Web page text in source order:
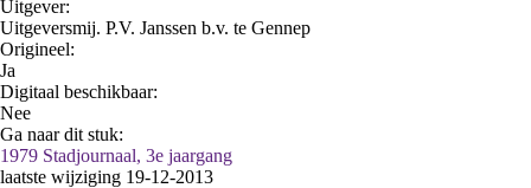
Uitgever:
Uitgeversmij. P.V. Janssen b.v. te Gennep
Origineel:
Ja
Digitaal beschikbaar:
Nee
Ga naar dit stuk:
1979 Stadjournaal, 3e jaargang
laatste wijziging 19-12-2013